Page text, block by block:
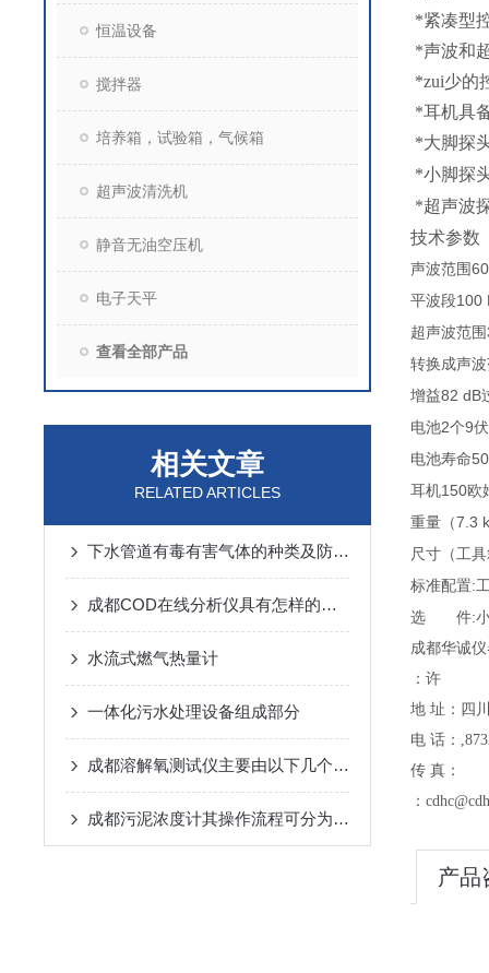
恒温设备
搅拌器
培养箱，试验箱，气候箱
超声波清洗机
静音无油空压机
电子天平
查看全部产品
相关文章
RELATED ARTICLES
下水管道有毒有害气体的种类及防护措施
成都COD在线分析仪具有怎样的特点呢？
水流式燃气热量计
一体化污水处理设备组成部分
成都溶解氧测试仪主要由以下几个部分组成
成都污泥浓度计其操作流程可分为以下几点
*紧凑型
*声波和
*zui少的
*耳机具
*大脚探
*小脚探
*超声波
技术参数
声波范围
平波段100
超声波范围
转换成声
增益82 dB
电池2个9伏
电池寿命50
耳机150欧
重量 （7.3
尺寸 （工
标准配置:
选 件:
成都华诚
：许
地 址：四
电 话：
传 真：
：
产品